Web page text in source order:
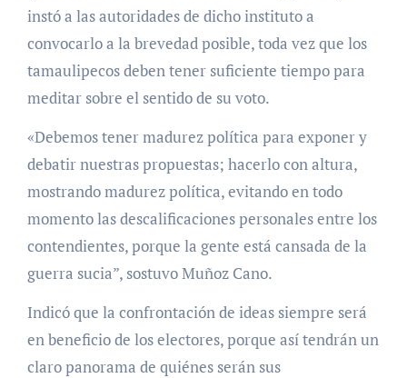
instó a las autoridades de dicho instituto a
convocarlo a la brevedad posible, toda vez que los
tamaulipecos deben tener suficiente tiempo para
meditar sobre el sentido de su voto.
«Debemos tener madurez política para exponer y
debatir nuestras propuestas; hacerlo con altura,
mostrando madurez política, evitando en todo
momento las descalificaciones personales entre los
contendientes, porque la gente está cansada de la
guerra sucia”, sostuvo Muñoz Cano.
Indicó que la confrontación de ideas siempre será
en beneficio de los electores, porque así tendrán un
claro panorama de quiénes serán sus